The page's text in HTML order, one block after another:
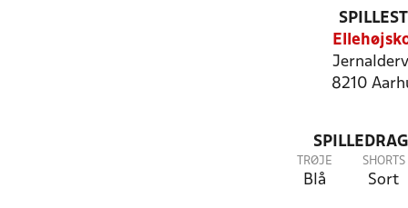
8210
TRØJE
Blå
SHORTS
Sort